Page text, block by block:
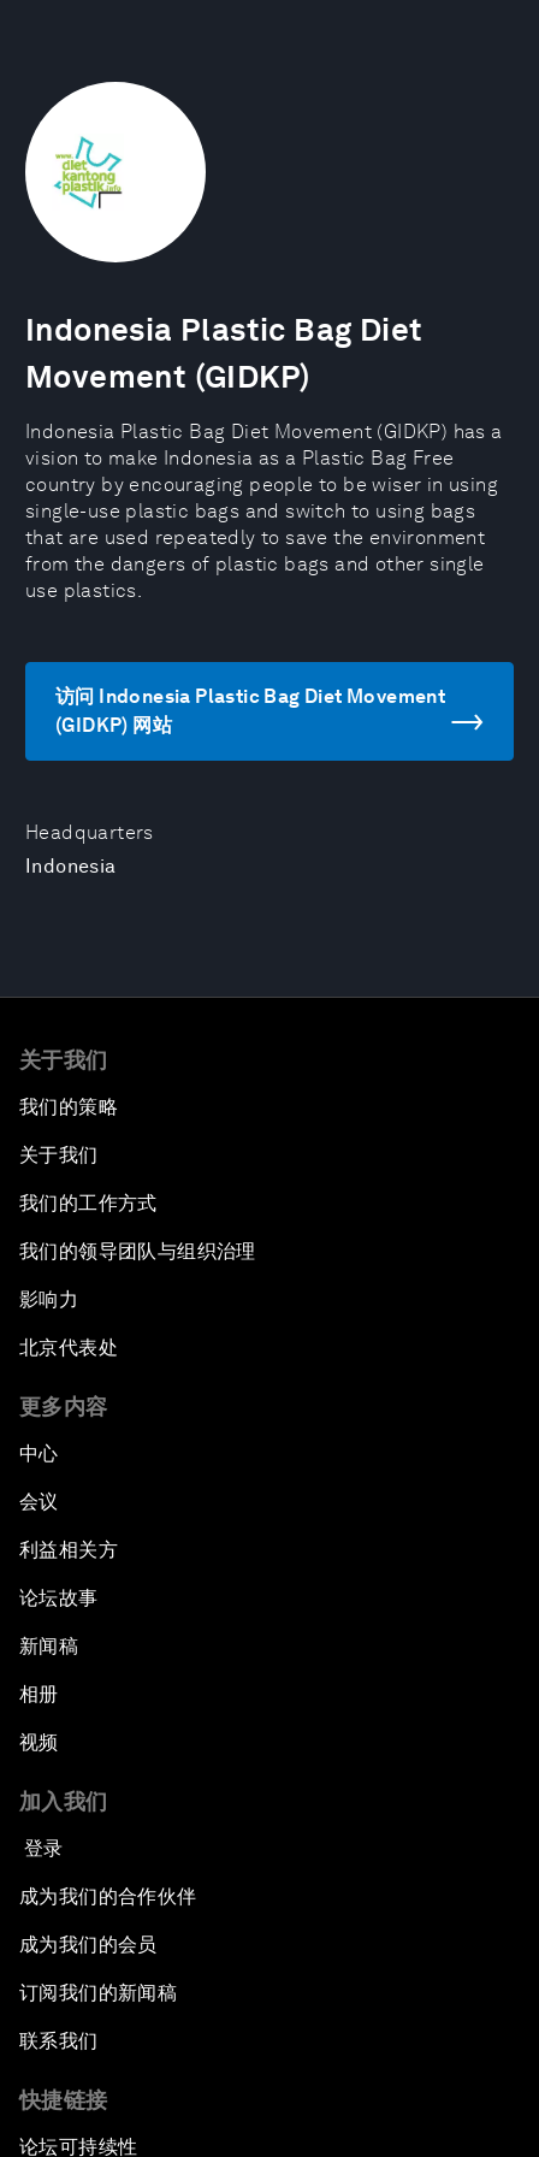
Headquarters
Indonesia
Indonesia Plastic Bag Diet
Movement (GIDKP)
Indonesia Plastic Bag Diet Movement (GIDKP) has a
vision to make Indonesia as a Plastic Bag Free
country by encouraging people to be wiser in using
single-use plastic bags and switch to using bags
that are used repeatedly to save the environment
from the dangers of plastic bags and other single
use plastics.
访问 Indonesia Plastic Bag Diet Movement
(GIDKP) 网站
关于我们
我们的策略
关于我们
我们的工作方式
我们的领导团队与组织治理
影响力
北京代表处
更多内容
中心
会议
利益相关方
论坛故事
新闻稿
相册
视频
加入我们
登录
成为我们的合作伙伴
成为我们的会员
订阅我们的新闻稿
联系我们
快捷链接
论坛可持续性